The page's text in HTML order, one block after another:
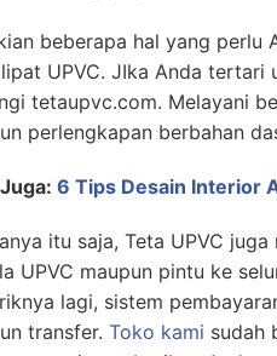
beberapa hal yang perlu
UPVC. JIka Anda tertari
tetaupvc.com. Melayani
perlengkapan berbahan
6 Tips Desain Interior
itu saja, Teta UPVC
UPVC maupun pintu ke
lagi, sistem
transfer. Toko kami sudah